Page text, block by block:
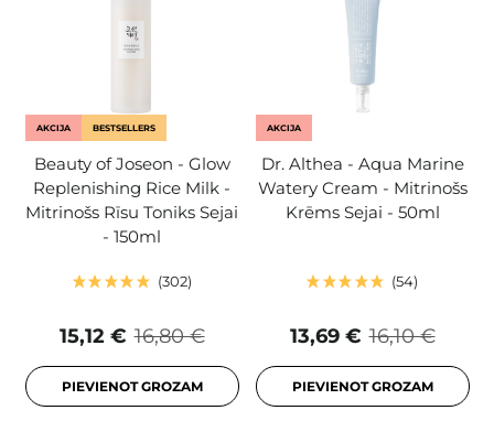
AKCIJA BESTSELLERS
Beauty of Joseon - Glow
Replenishing Rice Milk -
Mitrinošs Rīsu Toniks Sejai
- 150ml
302
16,80 €
15,12 €
PIEVIENOT GROZAM
AKCIJA
Dr. Althea - Aqua Marine
Watery Cream - Mitrinošs
Krēms Sejai - 50ml
54
16,10 €
13,69 €
PIEVIENOT GROZAM